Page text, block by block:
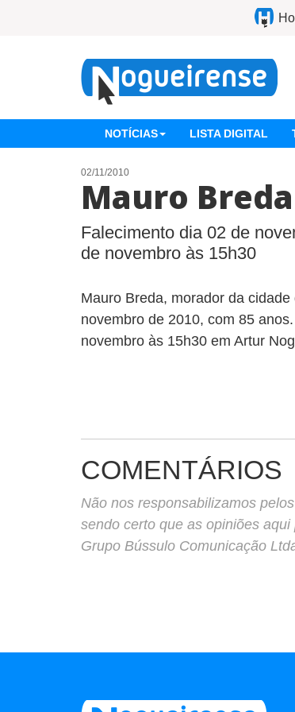
NOTÍCIAS LISTA DIGITAL
02/11/2010
Mauro Breda
Falecimento dia 02 de
de novembro às 15h30
Mauro Breda, morador da
novembro de 2010, com 85
novembro às 15h30 em Artur
COMENTÁRIOS
Não nos responsabilizamos
sendo certo que as opiniões
Grupo Bússulo Comunicação